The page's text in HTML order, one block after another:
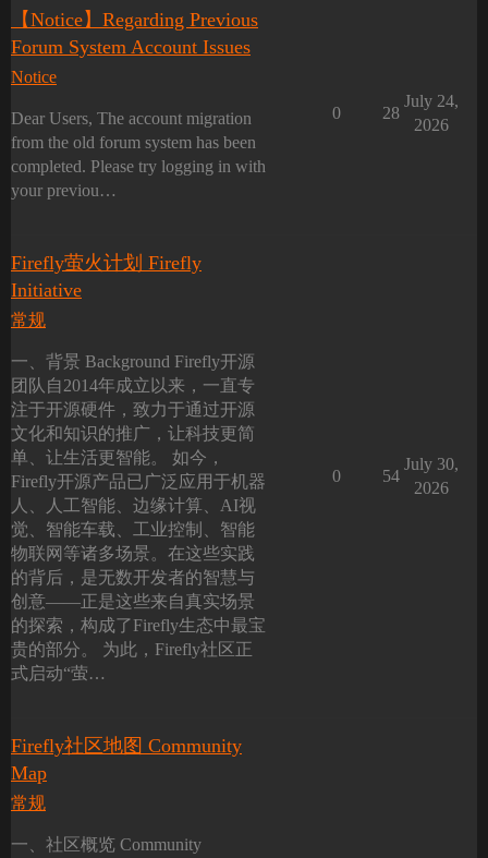
【Notice】Regarding Previous
Forum System Account Issues
Notice
Dear Users, The account migration
from the old forum system has been
completed. Please try logging in with
your previou…
0 28
July 24,
2026
Firefly萤火计划 Firefly
Initiative
常规
一、背景 Background Firefly开源
团队自2014年成立以来，一直专
注于开源硬件，致力于通过开源
文化和知识的推广，让科技更简
单、让生活更智能。 如今，
Firefly开源产品已广泛应用于机器
人、人工智能、边缘计算、AI视
觉、智能车载、工业控制、智能
物联网等诸多场景。在这些实践
的背后，是无数开发者的智慧与
创意——正是这些来自真实场景
的探索，构成了Firefly生态中最宝
贵的部分。 为此，Firefly社区正
式启动“萤…
0 54
July 30,
2026
Firefly社区地图 Community
Map
常规
一、社区概览 Community